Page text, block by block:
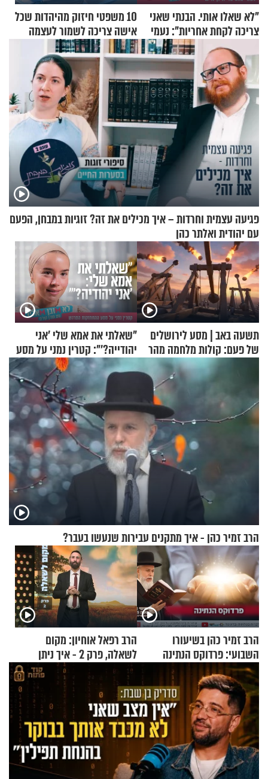
"לא שאלו אותי. הבנתי שאני
צריכה לקחת אחריות": נעמי
בנט בריאיון אישי
10 משפטי חיזוק מהיהדות שכל
אישה צריכה לשמור לעצמה
פגיעה עצמית וחרדות – איך מכילים את זה? זוגיות במבחן, הפעם
עם יהודית ואלתר כהן
תשעה באב | מסע לירושלים
של פעם: קולות מלחמה מהר
"שאלתי את אמא שלי 'אני
יהודייה?'": קטרין נמני על מסע
ההתחזקות המרגש
הרב זמיר כהן - איך מתקנים עבירות שנעשו בעבר?
הרב זמיר כהן בשיעורו
השבועי: פרדוקס הנתינה
הרב רפאל אוחיון: מקום
לשאלה, פרק 2 - איך ניתן
להוכיח שהתורה משמיים?